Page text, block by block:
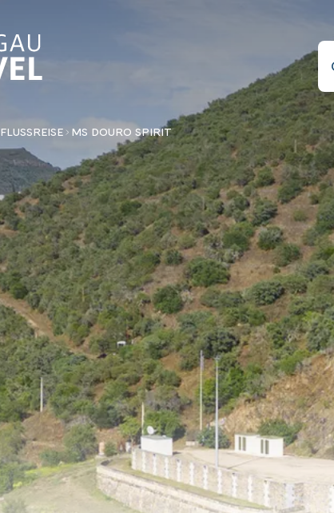
FLUSSREISE MS DOURO SPIRIT